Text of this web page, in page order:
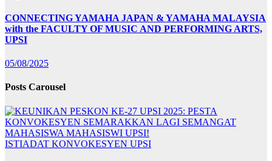
CONNECTING YAMAHA JAPAN & YAMAHA MALAYSIA
with the FACULTY OF MUSIC AND PERFORMING ARTS,
UPSI
05/08/2025
Posts Carousel
ISTIADAT KONVOKESYEN UPSI